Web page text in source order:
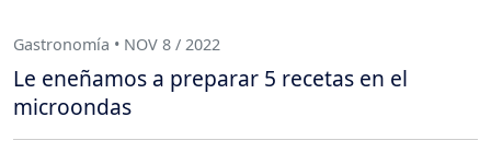
Gastronomía • NOV 8 / 2022
Le eneñamos a preparar 5 recetas en el
microondas